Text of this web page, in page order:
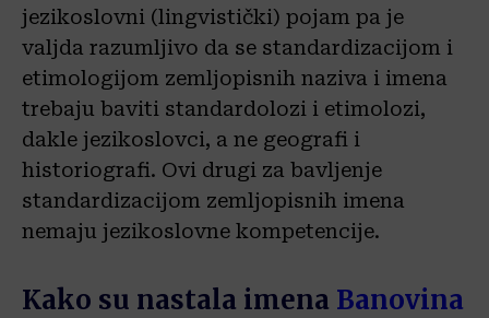
jezikoslovni (lingvistički) pojam pa je
valjda razumljivo da se standardizacijom i
etimologijom zemljopisnih naziva i imena
trebaju baviti standardolozi i etimolozi,
dakle jezikoslovci, a ne geografi i
historiografi. Ovi drugi za bavljenje
standardizacijom zemljopisnih imena
nemaju jezikoslovne kompetencije.
Kako su nastala imena Banovina